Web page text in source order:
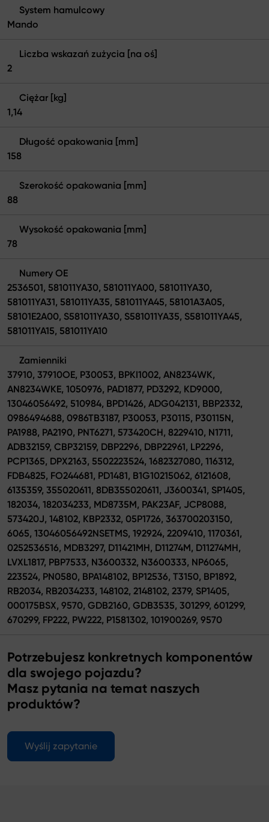
System hamulcowy
Mando
Liczba wskazań zużycia [na oś]
2
Ciężar [kg]
1,14
Długość opakowania [mm]
158
Szerokość opakowania [mm]
88
Wysokość opakowania [mm]
78
Numery OE
2536501, 581011YA30, 581011YA00, 581011YA30,
581011YA31, 581011YA35, 581011YA45, 58101A3A05,
58101E2A00, S581011YA30, S581011YA35, S581011YA45,
581011YA15, 581011YA10
Zamienniki
37910, 37910OE, P30053, BPKI1002, AN8234WK,
AN8234WKE, 1050976, PAD1877, PD3292, KD9000,
13046056492, 510984, BPD1426, ADG042131, BBP2332,
0986494688, 0986TB3187, P30053, P30115, P30115N,
PA1988, PA2190, PNT6271, 573420CH, 8229410, N1711,
ADB32159, CBP32159, DBP2296, DBP22961, LP2296,
PCP1365, DPX2163, 5502223524, 1682327080, 116312,
FDB4825, FO244681, PD1481, B1G10215062, 6121608,
6135359, 355020611, 8DB355020611, J3600341, SP1405,
182034, 182034233, MD8735M, PAK23AF, JCP8088,
573420J, 148102, KBP2332, 05P1726, 363700203150,
6065, 13046056492NSETMS, 192924, 2209410, 1170361,
0252536516, MDB3297, D11421MH, D11274M, D11274MH,
LVXL1817, PBP7533, N3600332, N3600333, NP6065,
223524, PN0580, BPA148102, BP12536, T3150, BP1892,
RB2034, RB2034233, 148102, 2148102, 2379, SP1405,
000175BSX, 9570, GDB2160, GDB3535, 301299, 601299,
670299, FP222, PW222, P1581302, 101900269, 9570
Potrzebujesz konkretnych komponentów
dla swojego pojazdu?
Masz pytania na temat naszych
produktów?
Wyślij zapytanie